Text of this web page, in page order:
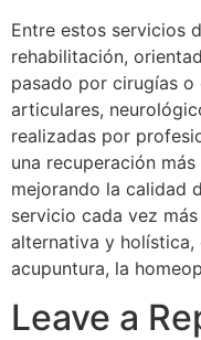
Entre estos servicios
rehabilitación,
pasado por cirugías
articulares,
realizadas por
una recuperación
mejorando la calidad
servicio cada vez
alternativa y holística,
acupuntura, la
Leave a